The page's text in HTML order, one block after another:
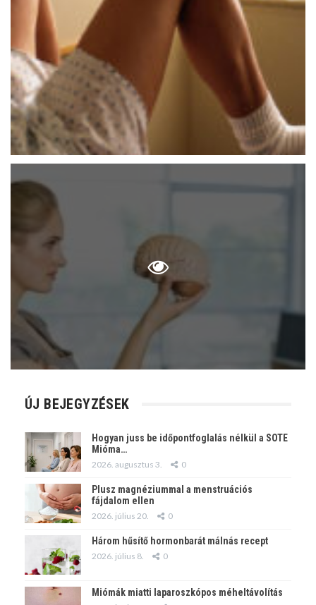
ÚJ BEJEGYZÉSEK
Hogyan juss be időpontfoglalás nélkül a SOTE
Mióma…
2026. augusztus 3. 0
Plusz magnéziummal a menstruációs
fájdalom ellen
2026. július 20. 0
Három hűsítő hormonbarát málnás recept
2026. július 8. 0
Miómák miatti laparoszkópos méheltávolítás